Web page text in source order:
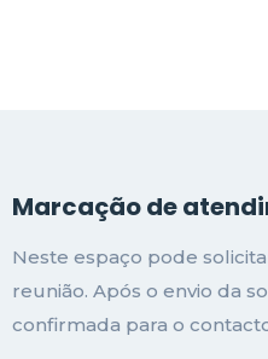
Marcação de
Neste espaço pode
reunião. Após o envio da
confirmada para o